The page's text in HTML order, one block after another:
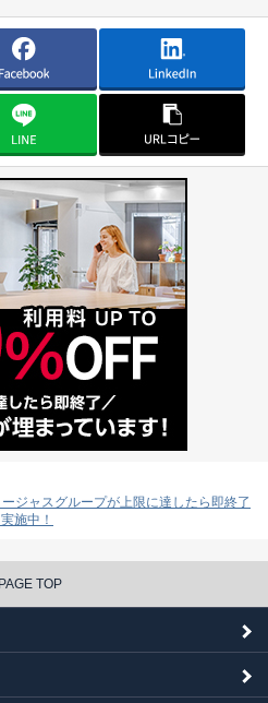
ジャスグループが上限に達したら即終了
施中！
PAGE TOP